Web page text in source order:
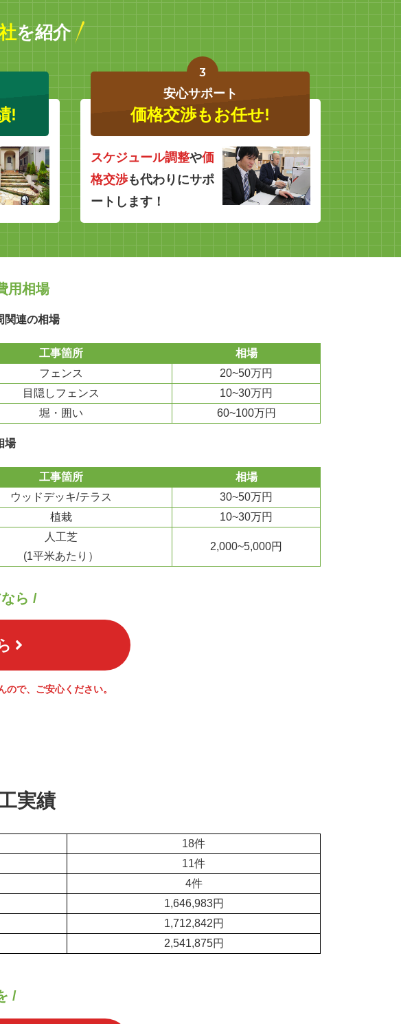
を紹介
!
3
安心サポート
価格交渉もお任せ!
スケジュール調整や価
格交渉も代わりにサポ
ートします！
用相場
関連の相場
工事箇所
相場
フェンス
20~50万円
目隠しフェンス
10~30万円
堀・囲い
60~100万円
場
工事箇所
相場
ウッドデッキ/テラス
30~50万円
植栽
10~30万円
人工芝
(1平米あたり）
2,000~5,000円
ら /
ので、ご安心ください。
実績
18件
11件
4件
1,646,983円
1,712,842円
2,541,875円
/